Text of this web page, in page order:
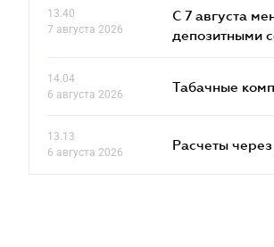
13.40
7 августа 2026
С 7 августа
депозитными
14.04
6 августа 2026
Табачные
13.13
6 августа 2026
Расчеты